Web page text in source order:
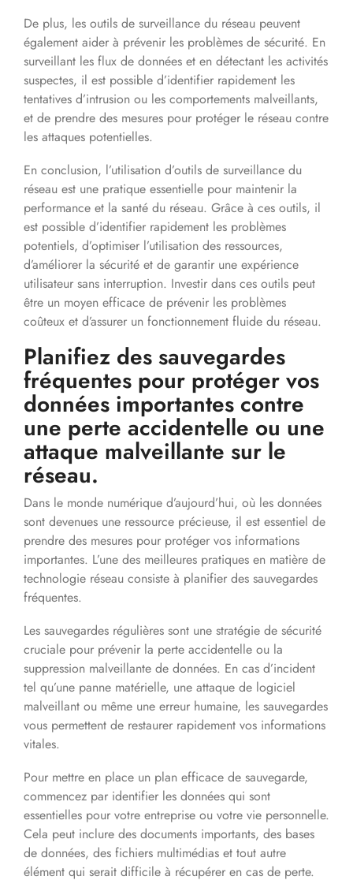
De plus, les outils de surveillance du réseau peuvent
également aider à prévenir les problèmes de sécurité. En
surveillant les flux de données et en détectant les activités
suspectes, il est possible d’identifier rapidement les
tentatives d’intrusion ou les comportements malveillants,
et de prendre des mesures pour protéger le réseau contre
les attaques potentielles.
En conclusion, l’utilisation d’outils de surveillance du
réseau est une pratique essentielle pour maintenir la
performance et la santé du réseau. Grâce à ces outils, il
est possible d’identifier rapidement les problèmes
potentiels, d’optimiser l’utilisation des ressources,
d’améliorer la sécurité et de garantir une expérience
utilisateur sans interruption. Investir dans ces outils peut
être un moyen efficace de prévenir les problèmes
coûteux et d’assurer un fonctionnement fluide du réseau.
Planifiez des sauvegardes
fréquentes pour protéger vos
données importantes contre
une perte accidentelle ou une
attaque malveillante sur le
réseau.
Dans le monde numérique d’aujourd’hui, où les données
sont devenues une ressource précieuse, il est essentiel de
prendre des mesures pour protéger vos informations
importantes. L’une des meilleures pratiques en matière de
technologie réseau consiste à planifier des sauvegardes
fréquentes.
Les sauvegardes régulières sont une stratégie de sécurité
cruciale pour prévenir la perte accidentelle ou la
suppression malveillante de données. En cas d’incident
tel qu’une panne matérielle, une attaque de logiciel
malveillant ou même une erreur humaine, les sauvegardes
vous permettent de restaurer rapidement vos informations
vitales.
Pour mettre en place un plan efficace de sauvegarde,
commencez par identifier les données qui sont
essentielles pour votre entreprise ou votre vie personnelle.
Cela peut inclure des documents importants, des bases
de données, des fichiers multimédias et tout autre
élément qui serait difficile à récupérer en cas de perte.